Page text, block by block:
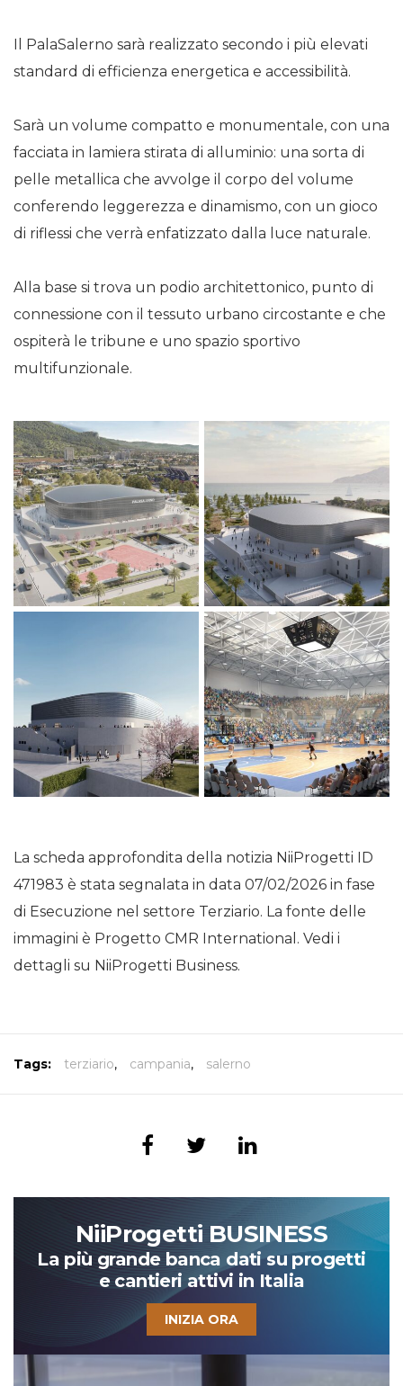
Il PalaSalerno sarà realizzato secondo i più elevati
standard di efficienza energetica e accessibilità.
Sarà un volume compatto e monumentale, con una
facciata in lamiera stirata di alluminio: una sorta di
pelle metallica che avvolge il corpo del volume
conferendo leggerezza e dinamismo, con un gioco
di riflessi che verrà enfatizzato dalla luce naturale.
Alla base si trova un podio architettonico, punto di
connessione con il tessuto urbano circostante e che
ospiterà le tribune e uno spazio sportivo
multifunzionale.
La scheda approfondita della notizia NiiProgetti ID
471983 è stata segnalata in data 07/02/2026 in fase
di Esecuzione nel settore Terziario. La fonte delle
immagini è Progetto CMR International. Vedi i
dettagli su NiiProgetti Business.
Tags: terziario, campania, salerno
NiiProgetti BUSINESS
La più grande banca dati su progetti
e cantieri attivi in Italia
INIZIA ORA